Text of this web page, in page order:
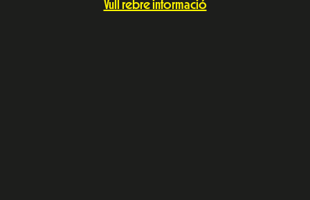
Vull rebre informació